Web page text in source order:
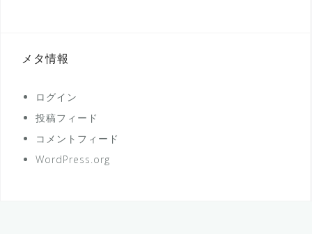
メタ情報
ログイン
投稿フィード
コメントフィード
WordPress.org